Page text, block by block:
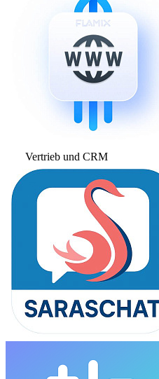
Vertrieb und CRM